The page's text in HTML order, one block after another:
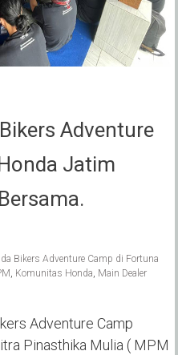
Adventure
Jatim
Bikers Adventure Camp di Fortuna
, Komunitas Honda, Main Dealer
Adventure Camp
Pinasthika Mulia ( MPM